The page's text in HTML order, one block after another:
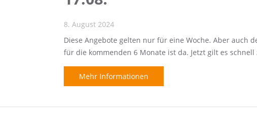
8. August 2024
Diese Angebote gelten nur für eine Woche. Aber auch
für die kommenden 6 Monate ist da. Jetzt gilt es schnell
Mehr Informationen